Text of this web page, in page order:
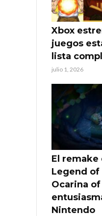
Xbox
juegos
lista
julio 1, 2026
El remake
Legend of
Ocarina of
Nintendo